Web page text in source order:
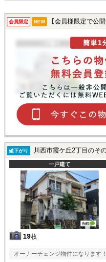
会員限定 NEW 【会員様限定で公
値下がり 川西市霞ケ丘2丁目のそ
一戸建て
19枚
オーナーチェンジ物件になります！